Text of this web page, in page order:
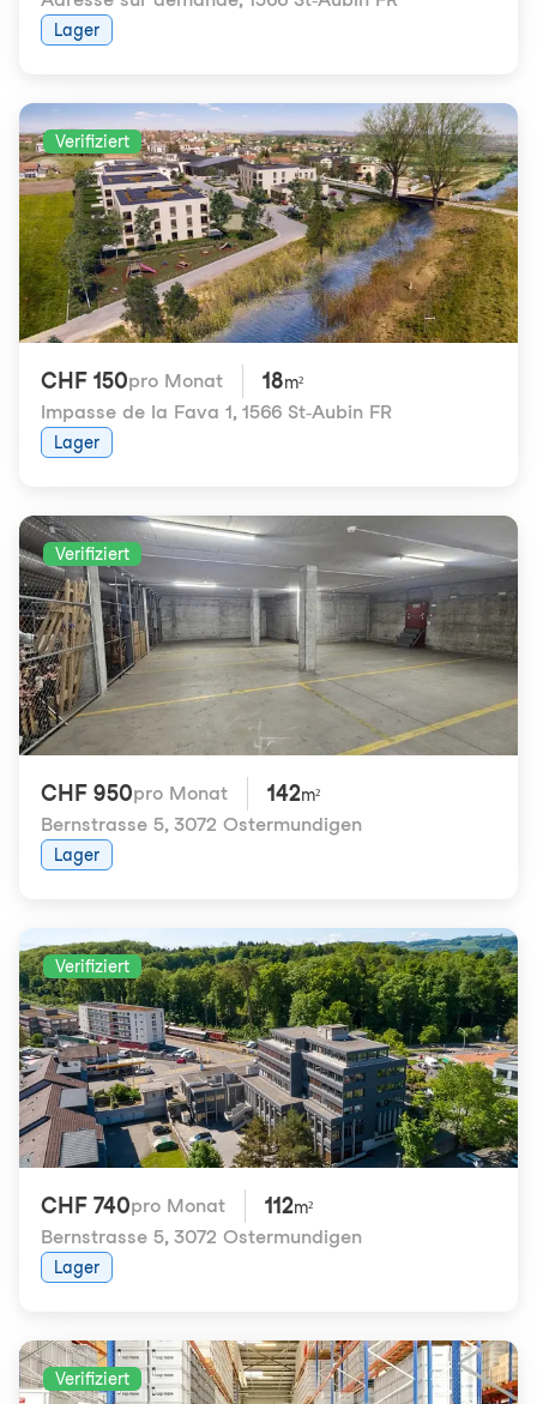
Lager
Verifiziert
CHF 150pro Monat 18m²
Impasse de la Fava 1, 1566 St-Aubin FR
Lager
Verifiziert
CHF 950pro Monat 142m²
Bernstrasse 5, 3072 Ostermundigen
Lager
Verifiziert
CHF 740pro Monat 112m²
Bernstrasse 5, 3072 Ostermundigen
Lager
Verifiziert